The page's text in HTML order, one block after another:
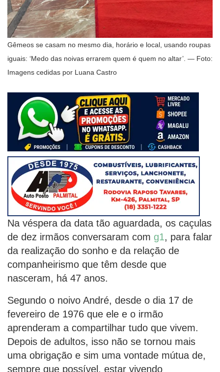
Gêmeos se casam no mesmo dia, horário e local, usando roupas
iguais: ‘Medo das noivas errarem quem é quem no altar’. — Foto:
Imagens cedidas por Luana Castro
Na véspera da data tão aguardada, os caçulas
de dez irmãos conversaram com g1, para falar
da realização do sonho e da relação de
companheirismo que têm desde que
nasceram, há 47 anos.
Segundo o noivo André, desde o dia 17 de
fevereiro de 1976 que ele e o irmão
aprenderam a compartilhar tudo que vivem.
Depois de adultos, isso não se tornou mais
uma obrigação e sim uma vontade mútua de,
sempre que possível, estar vivendo